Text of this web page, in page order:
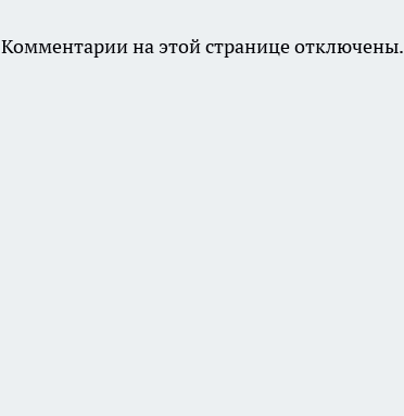
Комментарии на этой странице отключены.